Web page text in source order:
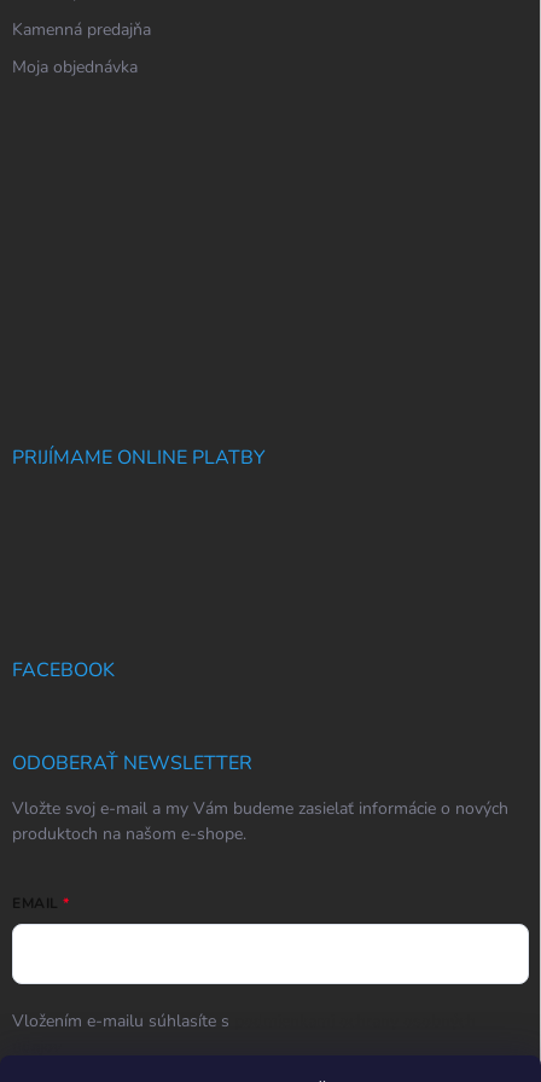
Kamenná predajňa
Moja objednávka
PRIJÍMAME ONLINE PLATBY
FACEBOOK
ODOBERAŤ NEWSLETTER
Vložte svoj e-mail a my Vám budeme zasielať informácie o nových
produktoch na našom e-shope.
EMAIL
Vložením e-mailu súhlasíte s